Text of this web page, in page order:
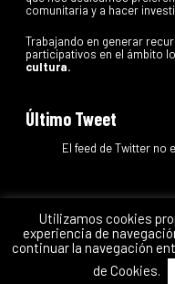
comunitaria y a hacer
Trabajando en generar
participativos en el ámbito
cultura.
Último Tweet
El feed de Twitter no
La DulaCoop.
Utilizamos cookies
experiencia de
continuar la navegación
de Cookies.